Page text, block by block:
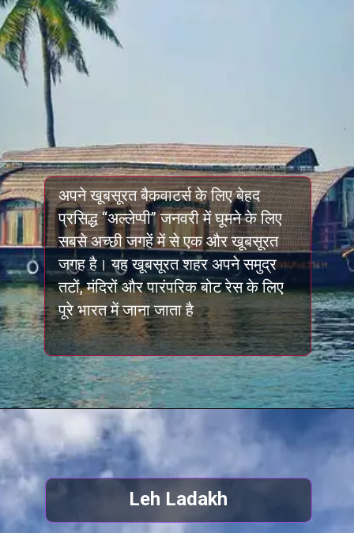
अपने खूबसूरत बैकवाटर्स के लिए बेहद
प्रसिद्ध “अल्लेप्पी” जनवरी में घूमने के लिए
सबसे अच्छी जगहें में से एक और खूबसूरत
जगह है। यह खूबसूरत शहर अपने समुद्र
तटों, मंदिरों और पारंपरिक बोट रेस के लिए
पूरे भारत में जाना जाता है
Leh Ladakh